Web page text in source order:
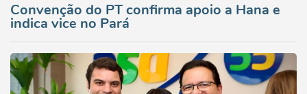
Convenção do PT confirma apoio a Hana e
indica vice no Pará